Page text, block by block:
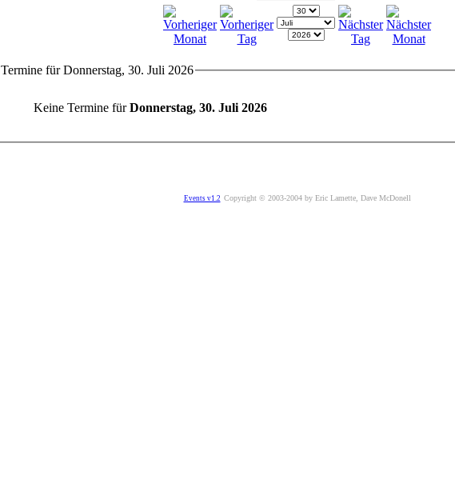
Termine für Donnerstag, 30. Juli 2026
Keine Termine fürDonnerstag, 30. Juli 2026
Events v1.2 Copyright © 2003-2004 by Eric Lamette, Dave McDonell